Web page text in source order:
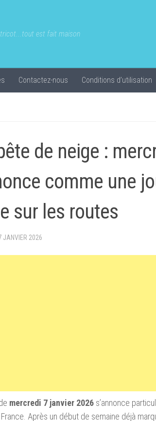
est fait maison
Contactez-nous Conditions d’utilisation
de neige :
comme une
sur les routes
JANVIER 2026
mercredi 7 janvier 2026 s’annonce
Après un début de semaine déjà